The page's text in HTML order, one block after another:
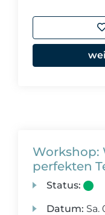
Workshop:
perfekten
Status:
Datum: Sa.